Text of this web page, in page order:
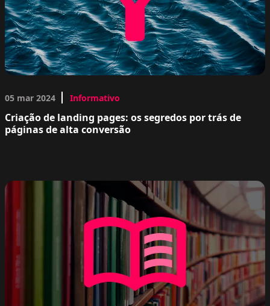
05 mar 2024 Informativo
Criação de landing pages: os segredos por trás de
páginas de alta conversão